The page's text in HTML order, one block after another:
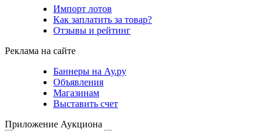
Импорт лотов
Как заплатить за товар?
Отзывы и рейтинг
Реклама на сайте
Баннеры на Ау.ру
Объявления
Магазинам
Выставить счет
Приложение Аукциона